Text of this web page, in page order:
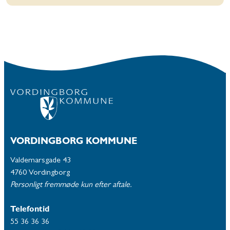
VORDINGBORG KOMMUNE
Valdemarsgade 43
4760 Vordingborg
Personligt fremmøde kun efter aftale.
Telefontid
55 36 36 36